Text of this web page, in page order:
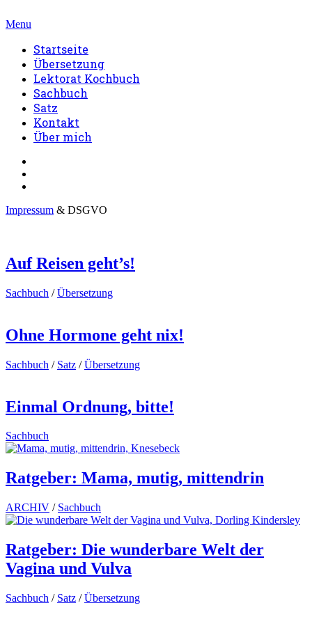
Menu
Startseite
Übersetzung
Lektorat Kochbuch
Sachbuch
Satz
Kontakt
Über mich
Impressum & DSGVO
Auf Reisen geht’s!
Sachbuch /Übersetzung
Ohne Hormone geht nix!
Sachbuch / Satz /Übersetzung
Einmal Ordnung, bitte!
Sachbuch
Ratgeber: Mama, mutig, mittendrin
ARCHIV / Sachbuch
Ratgeber: Die wunderbare Welt der
Vagina und Vulva
Sachbuch / Satz /Übersetzung